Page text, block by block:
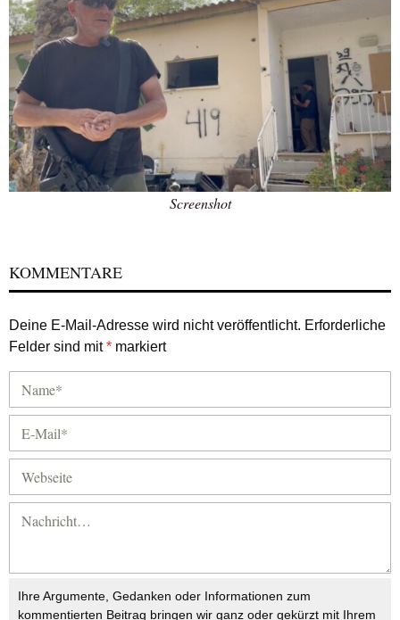
Screenshot
KOMMENTARE
Deine E-Mail-Adresse wird nicht veröffentlicht. Erforderliche
Felder sind mit* markiert
Ihre Argumente, Gedanken oder Informationen zum
kommentierten Beitrag bringen wir ganz oder gekürzt mit Ihrem